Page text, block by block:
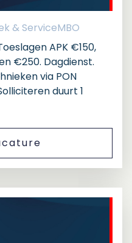
& ServiceMBO
APK €150,
€250. Dagdienst.
via PON
duurt 1